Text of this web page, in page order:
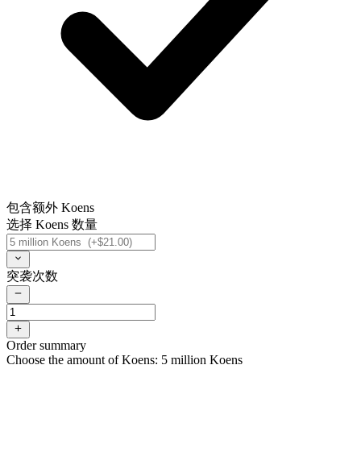
包含额外 Koens
选择 Koens 数量
突袭次数
Order summary
Choose the amount of Koens: 5 million Koens